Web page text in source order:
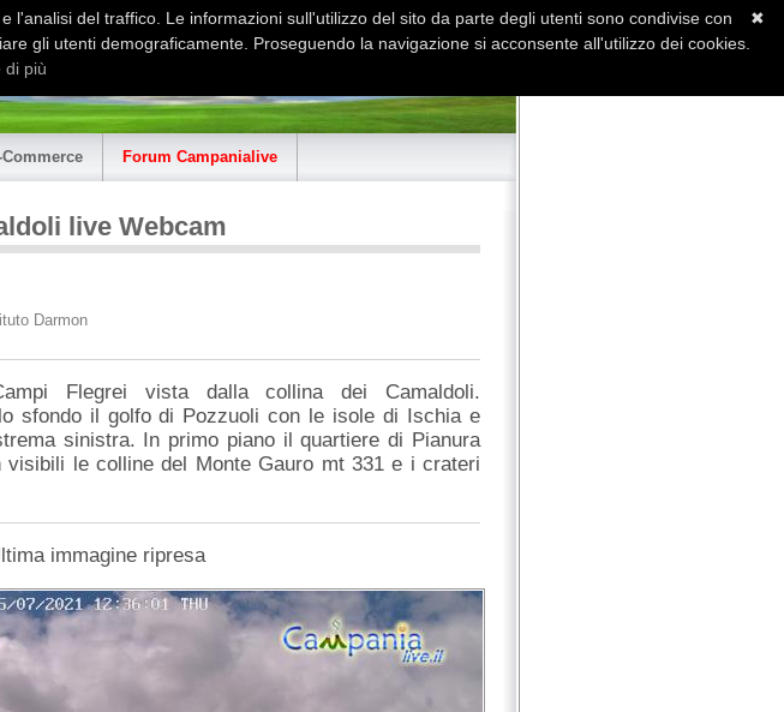
Commerce Forum Campanialive
live Webcam
Darmon
Flegrei vista dalla collina dei Camaldoli.
sfondo il golfo di Pozzuoli con le isole di Ischia e
sinistra. In primo piano il quartiere di Pianura
le colline del Monte Gauro mt 331 e i crateri
immagine ripresa
✖
del traffico. Le informazioni sull'utilizzo del sito da parte degli utenti sono condivise con
gli utenti demograficamente. Proseguendo la navigazione si acconsente all'utilizzo dei cookies.
di più